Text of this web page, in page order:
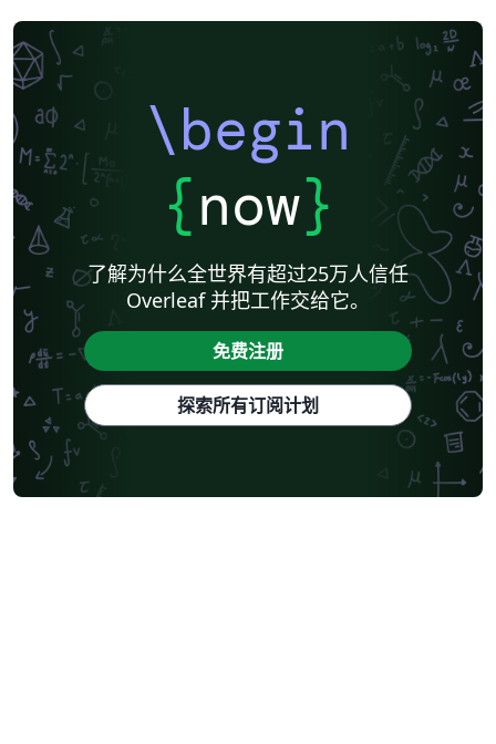
\begin
{now}
了解为什么全世界有超过25万人信任
Overleaf 并把工作交给它。
免费注册
探索所有订阅计划